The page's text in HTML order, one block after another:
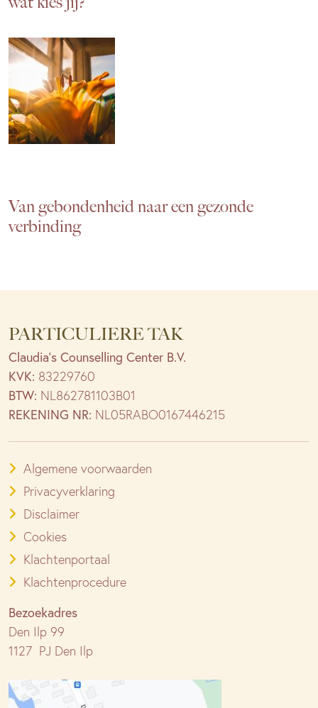
Van gebondenheid naar een gezonde
verbinding
PARTICULIERE TAK
Claudia’s Counselling Center B.V.
KVK: 83229760
BTW: NL862781103B01
REKENING NR: NL05RABO0167446215
Algemene voorwaarden
Privacyverklaring
Disclaimer
Cookies
Klachtenportaal
Klachtenprocedure
Bezoekadres
Den Ilp 99
1127 PJ Den Ilp